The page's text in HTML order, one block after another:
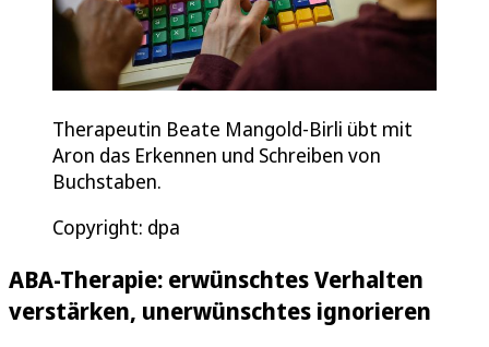
Therapeutin Beate Mangold-Birli übt mit
Aron das Erkennen und Schreiben von
Buchstaben.
Copyright: dpa
ABA-Therapie: erwünschtes Verhalten
verstärken, unerwünschtes ignorieren